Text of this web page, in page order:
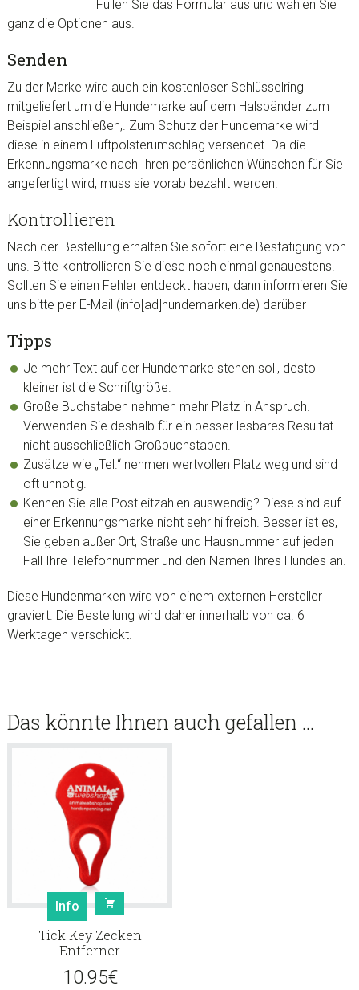
Füllen Sie das Formular aus und wählen Sie
ganz die Optionen aus.
Senden
Zu der Marke wird auch ein kostenloser Schlüsselring
mitgeliefert um die Hundemarke auf dem Halsbänderzum
Beispiel anschließen,. Zum Schutz der Hundemarke wird
diese in einem Luftpolsterumschlag versendet. Da die
Erkennungsmarke nach Ihren persönlichen Wünschen für Sie
angefertigt wird, muss sie vorab bezahlt werden.
Kontrollieren
Nach der Bestellung erhalten Sie sofort eine Bestätigung von
uns. Bitte kontrollieren Sie diese noch einmal genauestens.
Sollten Sie einen Fehler entdeckt haben, dann informieren Sie
uns bitte per E-Mail (info[ad]hundemarken.de) darüber
Tipps
Je mehr Text auf der Hundemarke stehen soll, desto
kleiner ist die Schriftgröße.
Große Buchstaben nehmen mehr Platz in Anspruch.
Verwenden Sie deshalb für ein besser lesbares Resultat
nicht ausschließlich Großbuchstaben.
Zusätze wie „Tel.“ nehmen wertvollen Platz weg und sind
oft unnötig.
Kennen Sie alle Postleitzahlen auswendig? Diese sind auf
einer Erkennungsmarke nicht sehr hilfreich. Besser ist es,
Sie geben außer Ort, Straße und Hausnummer auf jeden
Fall Ihre Telefonnummer und den Namen Ihres Hundes an.
Diese Hundenmarken wird von einem externen Hersteller
graviert. Die Bestellung wird daher innerhalb von ca. 6
Werktagen verschickt.
Das könnte Ihnen auch gefallen …
Info
Tick Key Zecken
Entferner
10.95€